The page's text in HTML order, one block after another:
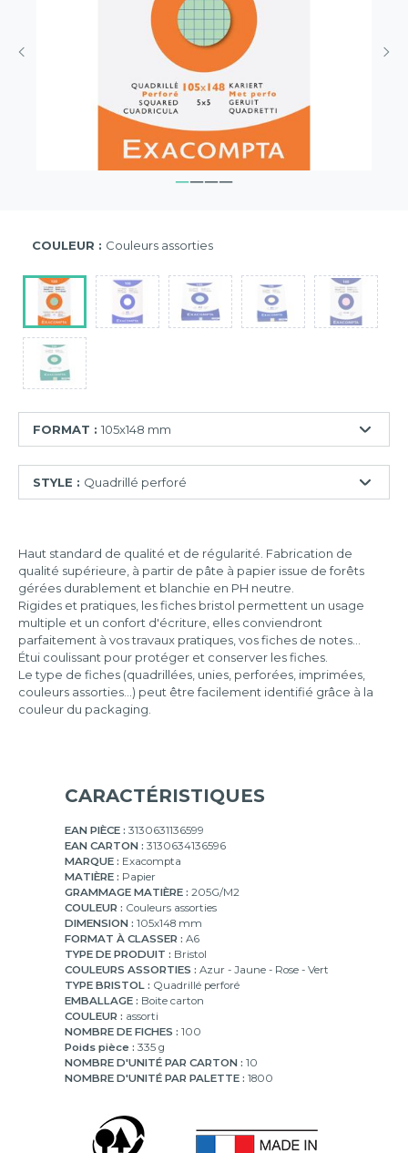
COULEUR : Couleurs assorties
FORMAT : 105x148 mm
mm
100x150
mm
105x148
mm
125x200
mm
148x210
297x420
STYLE : Quadrillé perforé
Quadrillé
Quadrillé
perforé
Uni
Uni
perforé
Haut standard de qualité et de régularité. Fabrication de
qualité supérieure, à partir de pâte à papier issue de forêts
gérées durablement et blanchie en PH neutre.
Rigides et pratiques, les fiches bristol permettent un usage
multiple et un confort d'écriture, elles conviendront
parfaitement à vos travaux pratiques, vos fiches de notes...
Étui coulissant pour protéger et conserver les fiches.
Le type de fiches (quadrillées, unies, perforées, imprimées,
couleurs assorties...) peut être facilement identifié grâce à la
couleur du packaging.
CARACTÉRISTIQUES
EAN PIÈCE : 3130631136599
EAN CARTON : 3130634136596
MARQUE : Exacompta
MATIÈRE : Papier
GRAMMAGE MATIÈRE : 205G/M2
COULEUR : Couleurs assorties
DIMENSION : 105x148 mm
FORMAT À CLASSER : A6
TYPE DE PRODUIT : Bristol
COULEURS ASSORTIES : Azur - Jaune - Rose - Vert
TYPE BRISTOL : Quadrillé perforé
EMBALLAGE : Boite carton
COULEUR : assorti
NOMBRE DE FICHES : 100
Poids pièce : 335 g
NOMBRE D'UNITÉ PAR CARTON : 10
NOMBRE D'UNITÉ PAR PALETTE : 1800